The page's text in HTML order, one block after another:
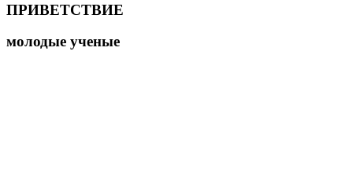
ПРИВЕТСТВИЕ
молодые ученые